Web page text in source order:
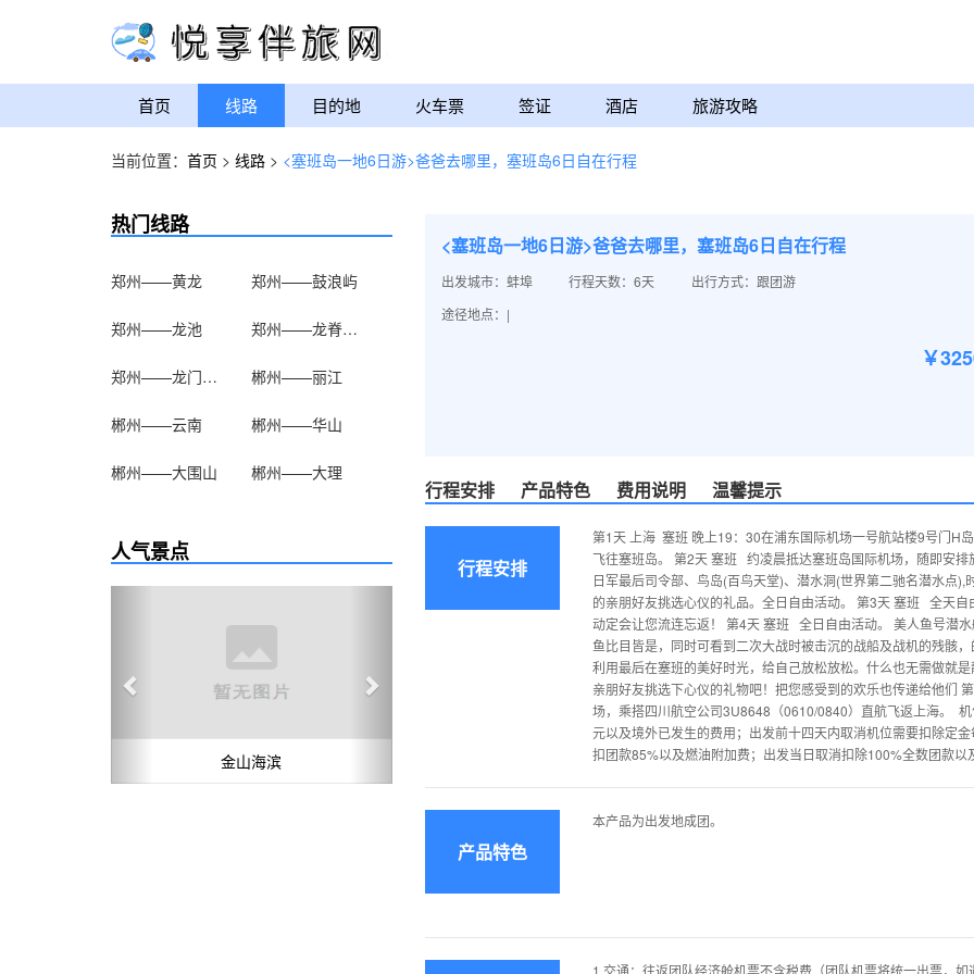
首页 线路 目的地 火车票 签证 酒店 旅游攻略
当前位置： 首页 > 线路 > <塞班岛一地6日游>爸爸去哪里，塞班岛6日自在行程
热门线路
郑州——黄龙 郑州——鼓浪屿
郑州——龙池 郑州——龙脊梯田
郑州——龙门石窟 郴州——丽江
郴州——云南 郴州——华山
郴州——大围山 郴州——大理
人气景点
金山海滨
<塞班岛一地6日游>爸爸去哪里，塞班岛6日自在行程
出发城市：蚌埠 行程天数：6天
出行方式：跟团游
途径地点：|
￥
行程安排 产品特色 费用说明 温馨提示
行程安排
第1天 上海 塞班 晚上19：30在浦东国际机场一号航站楼9号门H
飞往塞班岛。 第2天 塞班 约凌晨抵达塞班岛国际机场，随即安
日军最后司令部、鸟岛(百鸟天堂)、潜水洞(世界第二驰名潜水点
的亲朋好友挑选心仪的礼品。全日自由活动。 第3天 塞班 全天
动定会让您流连忘返！ 第4天 塞班 全日自由活动。 美人鱼号潜
鱼比目皆是，同时可看到二次大战时被击沉的战船及战机的残骸
利用最后在塞班的美好时光，给自己放松放松。什么也无需做就
亲朋好友挑选下心仪的礼物吧！把您感受到的欢乐也传递给他
场，乘搭四川航空公司3U8648（0610/0840）直航飞返上海。
元以及境外已发生的费用；出发前十四天内取消机位需要扣除定
扣团款85%以及燃油附加费；出发当日取消扣除100%全数团款以
产品特色
本产品为出发地成团。
1.交通：往返团队经济舱机票不含税费（团队机票将统一出票，